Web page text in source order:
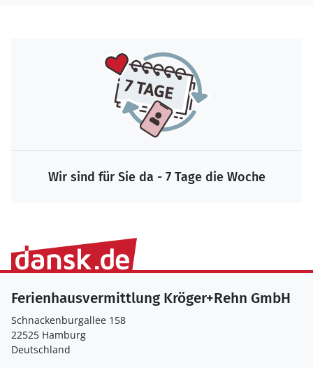
Wir sind für Sie da - 7 Tage die Woche
Ferienhausvermittlung Kröger+Rehn GmbH
Schnackenburgallee 158
22525 Hamburg
Deutschland